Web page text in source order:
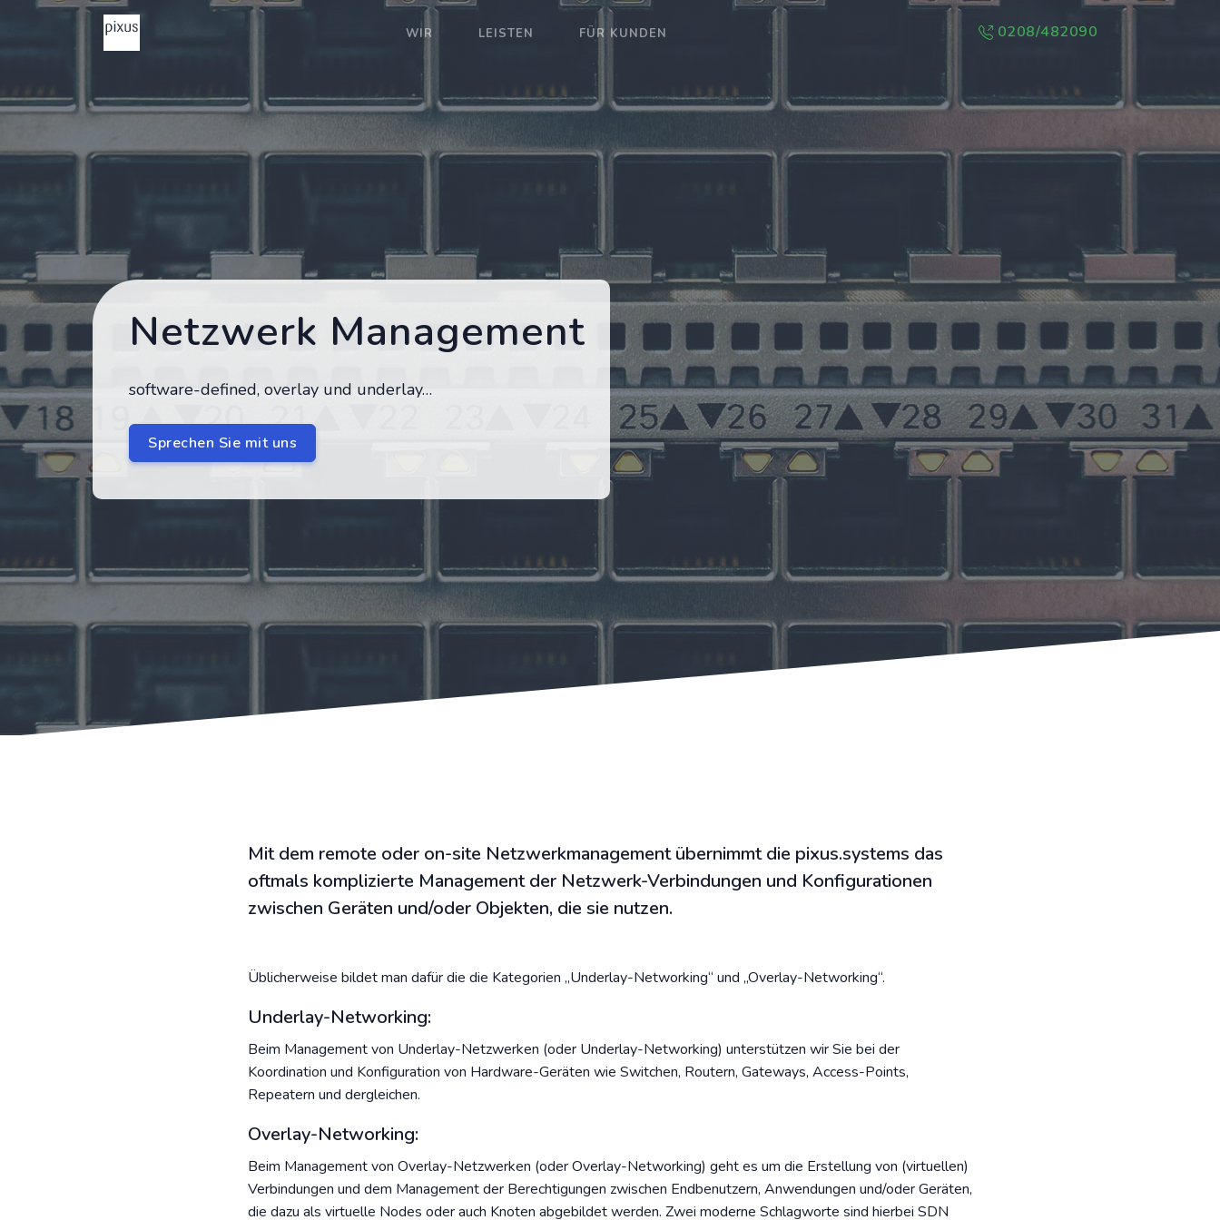
0208/482090
WIR LEISTEN FÜR KUNDEN
Netzwerk Management
software-defined, overlay und underlay…
Sprechen Sie mit uns
Mit dem remote oder on-site Netzwerkmanagement übernimmt die pixus.systems das
oftmals komplizierte Management der Netzwerk-Verbindungen und Konfigurationen
zwischen Geräten und/oder Objekten, die sie nutzen.
Üblicherweise bildet man dafür die die Kategorien „Underlay-Networking“ und „Overlay-Networking“.
Underlay-Networking:
Beim Management von Underlay-Netzwerken (oder Underlay-Networking) unterstützen wir Sie bei der
Koordination und Konfiguration von Hardware-Geräten wie Switchen, Routern, Gateways, Access-Points,
Repeatern und dergleichen.
Overlay-Networking:
Beim Management von Overlay-Netzwerken (oder Overlay-Networking) geht es um die Erstellung von (virtuellen)
Verbindungen und dem Management der Berechtigungen zwischen Endbenutzern, Anwendungen und/oder Geräten,
die dazu als virtuelle Nodes oder auch Knoten abgebildet werden. Zwei moderne Schlagworte sind hierbei SDN